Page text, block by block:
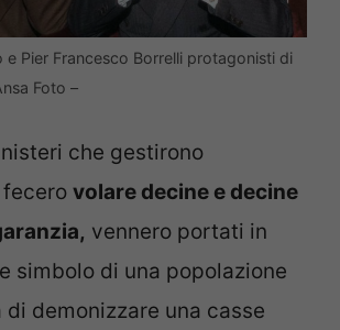
e Pier Francesco Borrelli protagonisti di
Foto –
che gestirono
fecero volare decine e decine
vennero portati in
simbolo di una popolazione
demonizzare una casse